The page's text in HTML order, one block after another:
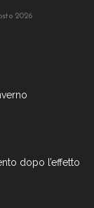
2026
dopo l’effetto